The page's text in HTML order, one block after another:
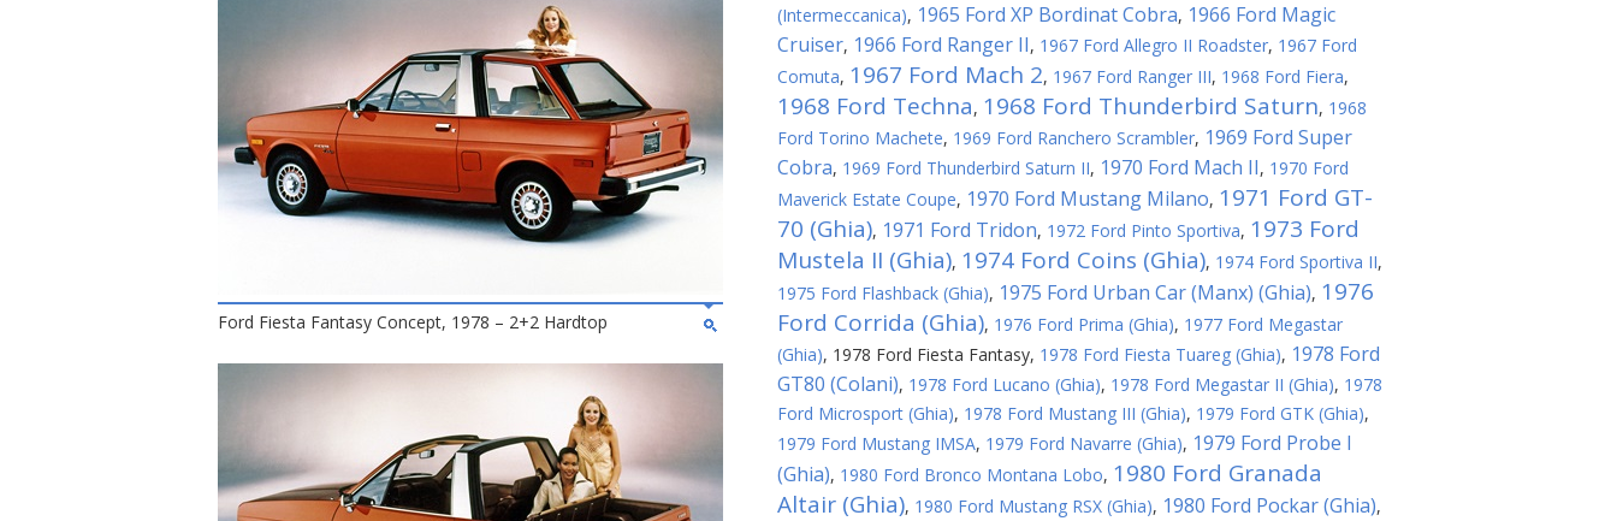
Ford Fiesta Fantasy Concept, 1978 – 2+2 Hardtop
(Intermeccanica), 1965 Ford XP Bordinat Cobra, 1966 Ford Magic
Cruiser, 1966 Ford Ranger II, 1967 Ford Allegro II Roadster, 1967 Ford
Comuta, 1967 Ford Mach 2, 1967 Ford Ranger III, 1968 Ford Fiera,
1968 Ford Techna, 1968 Ford Thunderbird Saturn, 1968
Ford Torino Machete, 1969 Ford Ranchero Scrambler, 1969 Ford Super
Cobra, 1969 Ford Thunderbird Saturn II, 1970 Ford Mach II, 1970 Ford
Maverick Estate Coupe, 1970 Ford Mustang Milano, 1971 Ford GT-
70 (Ghia), 1971 Ford Tridon, 1972 Ford Pinto Sportiva, 1973 Ford
Mustela II (Ghia), 1974 Ford Coins (Ghia), 1974 Ford Sportiva II,
1975 Ford Flashback (Ghia), 1975 Ford Urban Car (Manx) (Ghia), 1976
Ford Corrida (Ghia), 1976 Ford Prima (Ghia), 1977 Ford Megastar
(Ghia), 1978 Ford Fiesta Fantasy, 1978 Ford Fiesta Tuareg (Ghia), 1978 Ford
GT80 (Colani), 1978 Ford Lucano (Ghia), 1978 Ford Megastar II (Ghia), 1978
Ford Microsport (Ghia), 1978 Ford Mustang III (Ghia), 1979 Ford GTK (Ghia),
1979 Ford Mustang IMSA, 1979 Ford Navarre (Ghia), 1979 Ford Probe I
(Ghia), 1980 Ford Bronco Montana Lobo, 1980 Ford Granada
Altair (Ghia), 1980 Ford Mustang RSX (Ghia), 1980 Ford Pockar (Ghia),